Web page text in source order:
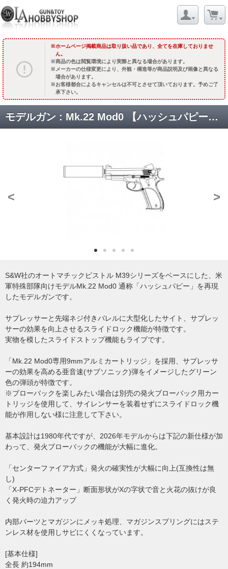
ホームページ掲載商品は取り扱い品であり、全てを在庫しておりませ
ん。
商品の色は閲覧環境により実際と異なる場合があります。
メーカーの仕様変更により、外観・構造等が商品説明及び画像と異なる
場合があります。
お客様都合によるキャンセルは不可とさせて頂いております。予めご了
承下さい。
モデルガン : Mk.22 Mod0 【ハッシュパピー】 /ブラックヘビーウエイト [品切中.再生産時期未定]
< >
S&W社のオートマチックピストル M39シリーズをベースにした、米
軍特殊部隊向けモデルMk.22 Mod0 通称「ハッシュパピー」を再現
したモデルガンです。
サプレッサーと先端ネジ付きバレルに大型化したサイト、サプレッ
サーの効果を向上させるスライドロック機能が特徴です。
実物を模したスライドストップ機能もライブです。
「Mk.22 Mod0専用9mmアルミカートリッジ」を採用、サプレッサ
ーの効果を高める亜音速(サブソニック)弾をイメージしたグリーン
色の弾頭が特徴です。
※ブローバックを楽しみたい場合は別売の発火ブローバック用カー
トリッジを使用して、サイレンサーを装着せずにスライドロック機
能が作用しない様に注意して下さい。
基本設計は1980年代ですが、2026年モデルからは下記の新仕様が加
わって、発火ブローバックの機能が大幅に進化。
「センターファイア方式」発火の確実性が大幅に向上(互換性は無
し)
「X-PFCデトネーター」断面形状がXの字状で音と火花の抜けが良
く発火時の迫力アップ
内部パーツとマガジンにメッキ処理、マガジンスプリングにはステ
ンレス材を使用しサビにくくなっています。
[基本仕様]
全長 約194mm